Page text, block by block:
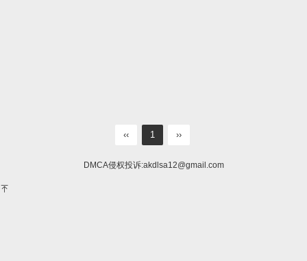
‹‹ 1 ››
DMCA侵权投诉:akdlsa12@gmail.com